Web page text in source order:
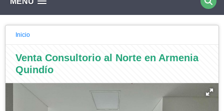
Inicio
Venta Consultorio al Norte en Armenia
Quindío